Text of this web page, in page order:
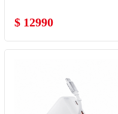
$ 12990